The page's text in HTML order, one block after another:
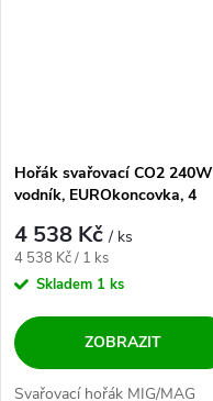
Hořák svařovací CO2 240W
vodník, EUROkoncovka, 4
4 538 Kč/ ks
Měrná cena:
4 538 Kč / 1 ks
Skladem 1 ks
ZOBRAZIT
Svařovací hořák MIG/MAG